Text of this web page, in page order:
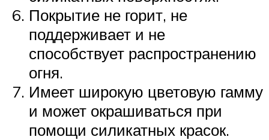
Покрытие не горит, не
поддерживает и не
способствует распространению
огня.
Имеет широкую цветовую гамму
и может окрашиваться при
помощи силикатных красок.